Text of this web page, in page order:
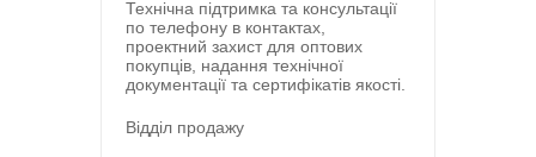
Технічна підтримка та консультації
по телефону в контактах,
проектний захист для оптових
покупців, надання технічної
документації та сертифікатів якості.
Відділ продажу